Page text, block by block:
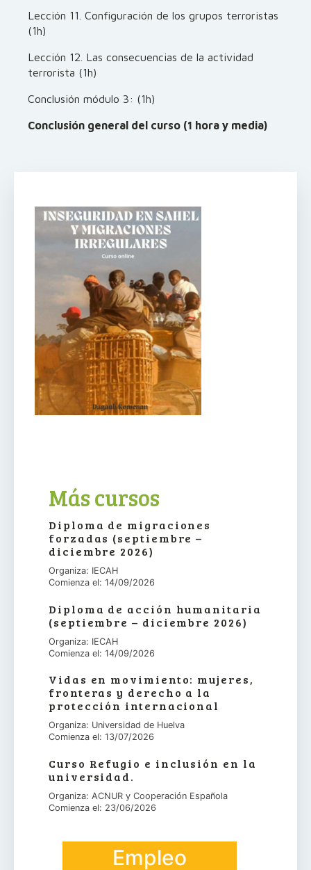
Lección 11. Configuración de los grupos terroristas
(1h)
Lección 12. Las consecuencias de la actividad
terrorista (1h)
Conclusión módulo 3: (1h)
Conclusión general del curso (1 hora y media)
Más cursos
Diploma de migraciones
forzadas (septiembre –
diciembre 2026)
Organiza: IECAH
Comienza el: 14/09/2026
Diploma de acción humanitaria
(septiembre – diciembre 2026)
Organiza: IECAH
Comienza el: 14/09/2026
Vidas en movimiento: mujeres,
fronteras y derecho a la
protección internacional
Organiza: Universidad de Huelva
Comienza el: 13/07/2026
Curso Refugio e inclusión en la
universidad.
Organiza: ACNUR y Cooperación Española
Comienza el: 23/06/2026
Empleo